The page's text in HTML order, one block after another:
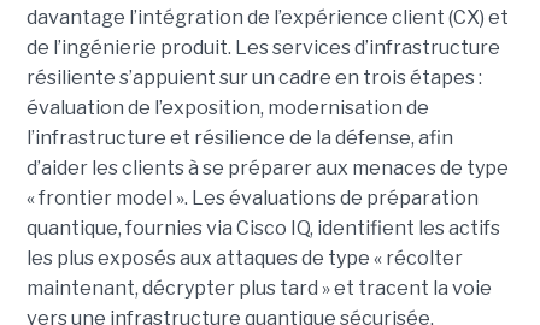
davantage l’intégration de l’expérience client (CX) et
de l’ingénierie produit. Les services d’infrastructure
résiliente s’appuient sur un cadre en trois étapes :
évaluation de l’exposition, modernisation de
l’infrastructure et résilience de la défense, afin
d’aider les clients à se préparer aux menaces de type
« frontier model ». Les évaluations de préparation
quantique, fournies via Cisco IQ, identifient les actifs
les plus exposés aux attaques de type « récolter
maintenant, décrypter plus tard » et tracent la voie
vers une infrastructure quantique sécurisée.